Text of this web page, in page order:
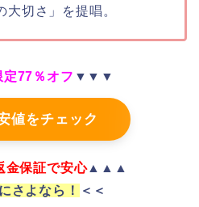
大切さ」を提唱。
定77％オフ ▼▼▼
値をチェック
金保証で安心▲▲▲
さよなら！ ＜＜